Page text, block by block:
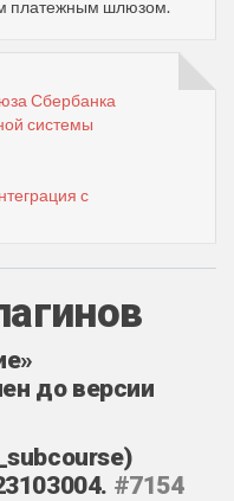
платежным шлюзом.
Сбербанка
системы
с
до версии
#7154